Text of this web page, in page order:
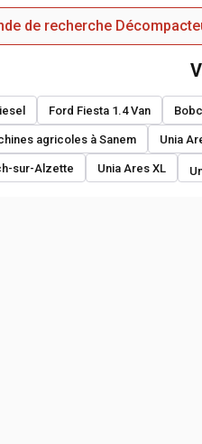
de recherche
Ford Fiesta 1.4 Van
agricoles à Sanem Unia
sur-Alzette Unia Ares XL